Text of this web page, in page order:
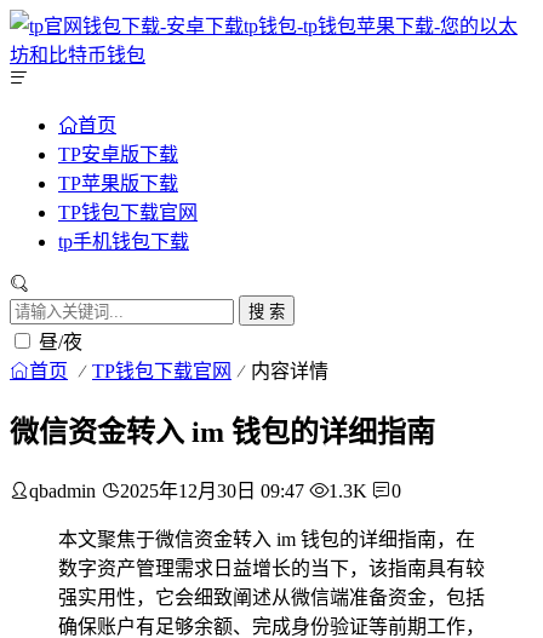
首页
TP安卓版下载
TP苹果版下载
TP钱包下载官网
tp手机钱包下载
搜 索
昼/夜
首页 TP钱包下载官网 内容详情
微信资金转入 im 钱包的详细指南
qbadmin 2025年12月30日 09:47 1.3K 0
本文聚焦于微信资金转入 im 钱包的详细指南，在
数字资产管理需求日益增长的当下，该指南具有较
强实用性，它会细致阐述从微信端准备资金，包括
确保账户有足够余额、完成身份验证等前期工作，